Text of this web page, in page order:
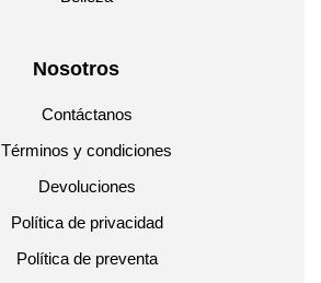
Nosotros
Contáctanos
Términos y condiciones
Devoluciones
Política de privacidad
Política de preventa